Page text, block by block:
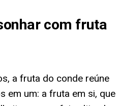
com fruta
a fruta do conde reúne
em um: a fruta em si, que